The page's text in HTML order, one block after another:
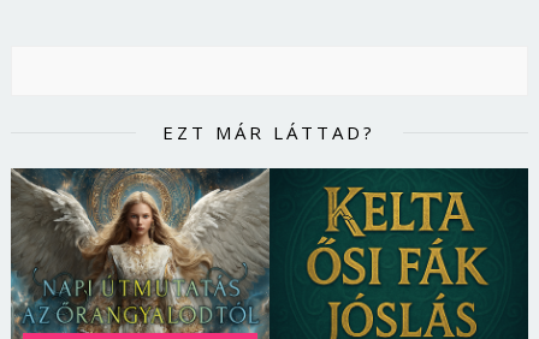
EZT MÁR LÁTTAD?